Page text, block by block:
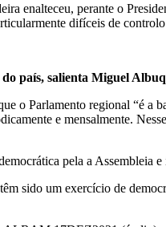
enalteceu, perante o
difíceis de
país, salienta Miguel
o Parlamento regional “é a
e mensalmente.
pela a Assembleia
sido um exercício de